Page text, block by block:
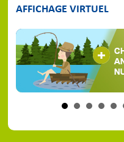
AFFICHAGE VIRTUEL